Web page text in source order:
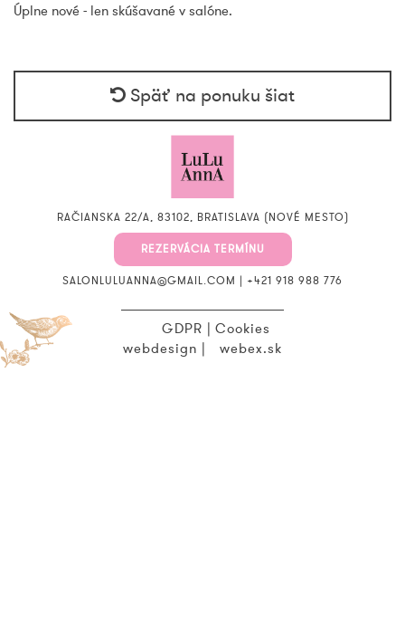
Úplne nové - len skúšavané v salóne.
Späť na ponuku šiat
RAČIANSKA 22/A, 83102, BRATISLAVA (NOVÉ MESTO)
REZERVÁCIA TERMÍNU
SALONLULUANNA@GMAIL.COM | +421 918 988 776
GDPR | Cookies
webdesign | webex.sk